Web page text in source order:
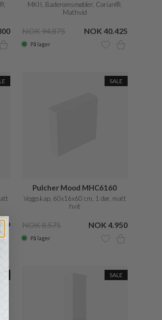
MKII, Baderomsmøbler, Corian®,
Mathvid
NOK 94.875 NOK 40.425
På lager
SALE
Pulcher Mood MHC6160
Veggskap, 60x16x60 cm, 1 dør, matt
hvit
NOK 8.575 NOK 4.950
På lager
SALE